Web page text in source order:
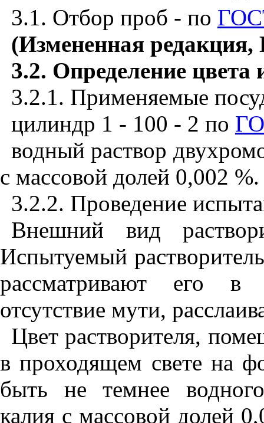
3.1. Отбор проб - по
(Измененная
3.2. Определение цвета
3.2.1. Применяемые
цилиндр 1 - 100 - 2 по
водный раствор
с массовой долей 0,002 %.
3.2.2. Проведение
Внешний вид
Испытуемый
рассматривают его в
отсутствие мути,
Цвет растворителя,
в проходящем свете на
быть не темнее
калия с массовой долей